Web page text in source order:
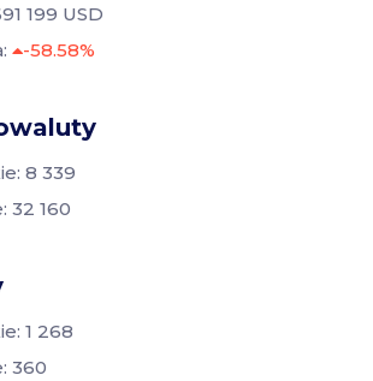
199 USD
-58.58%
8 339
32 160
1 268
360